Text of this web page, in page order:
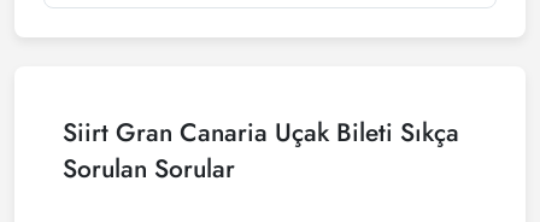
Siirt Gran Canaria Uçak Bileti Sıkça
Sorulan Sorular